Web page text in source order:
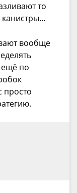
то
вообще
ещё по
просто